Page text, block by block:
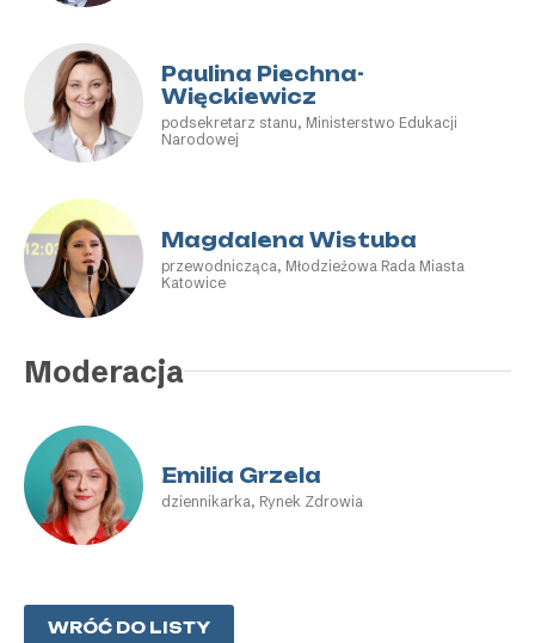
Paulina Piechna-
Więckiewicz
podsekretarz stanu, Ministerstwo Edukacji
Narodowej
Magdalena Wistuba
przewodnicząca, Młodzieżowa Rada Miasta
Katowice
Moderacja
Emilia Grzela
dziennikarka, Rynek Zdrowia
WRÓĆ DO LISTY